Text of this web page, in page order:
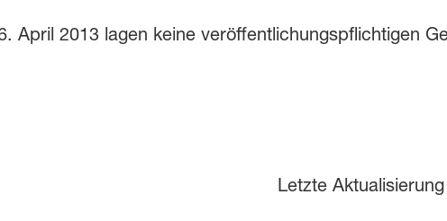
April 2013 lagen keine veröffentlichungspflichtigen
Letzte Aktualisierung